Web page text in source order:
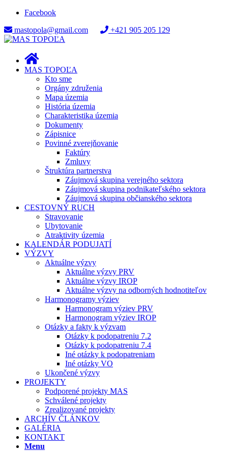
Facebook
mastopola@gmail.com
+421 905 205 129
MAS TOPOĽA
Kto sme
Orgány združenia
Mapa územia
História územia
Charakteristika územia
Dokumenty
Zápisnice
Povinné zverejňovanie
Faktúry
Zmluvy
Štruktúra partnerstva
Záujmová skupina verejného sektora
Záujmová skupina podnikateľského sektora
Záujmová skupina občianského sektora
CESTOVNÝ RUCH
Stravovanie
Ubytovanie
Atraktivity územia
KALENDÁR PODUJATÍ
VÝZVY
Aktuálne výzvy
Aktuálne výzvy PRV
Aktuálne výzvy IROP
Aktuálne výzvy na odborných hodnotiteľov
Harmonogramy výziev
Harmonogram výziev PRV
Harmonogram výziev IROP
Otázky a fakty k výzvam
Otázky k podopatreniu 7.2
Otázky k podopatreniu 7.4
Iné otázky k podopatreniam
Iné otázky VO
Ukončené výzvy
PROJEKTY
Podporené projekty MAS
Schválené projekty
Zrealizované projekty
ARCHÍV ČLÁNKOV
GALÉRIA
KONTAKT
Menu